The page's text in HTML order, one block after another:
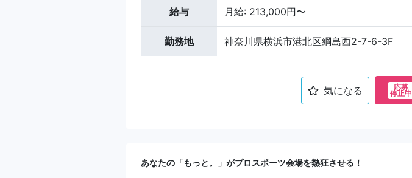
給与 月給: 213,000円〜
勤務地 神奈川県横浜市港北区綱島西2-7-6-3F
気になる 応募
停止中
あなたの「もっと。」がプロスポーツ会場を熱狂させる！